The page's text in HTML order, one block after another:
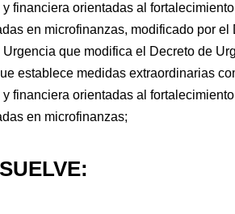
financiera orientadas al
en microfinanzas, modificado por el
Urgencia que modifica el Decreto de
establece medidas extraordinarias
financiera orientadas al
en microfinanzas;